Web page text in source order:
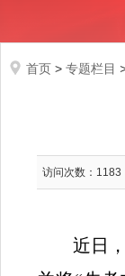
首页 > 专题栏目
访问次数： 1183
近日